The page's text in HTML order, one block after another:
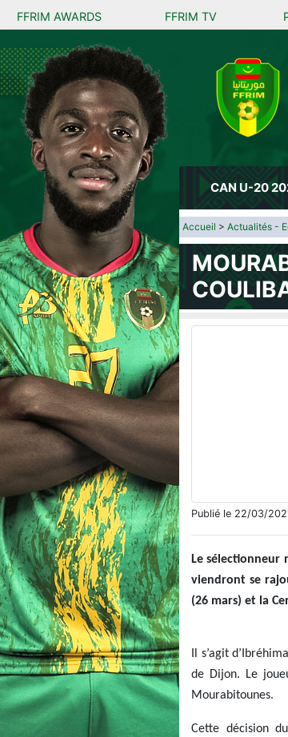
FFRIM AWARDS FFRIM TV
CAN U-20
Accueil > Actualités -
Publié le 22/03/
Le
viendront se
(26 mars) et la
Il s’agit
de Dijon. Le
Mourabitounes.
Cette décision